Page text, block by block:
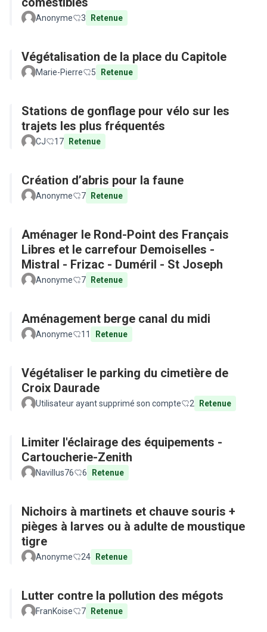
Anonyme 3 Retenue
Végétalisation de la place du Capitole
Marie-Pierre 5 Retenue
Stations de gonflage pour vélo sur les
trajets les plus fréquentés
CJ 17 Retenue
Création d’abris pour la faune
Anonyme 7 Retenue
Aménager le Rond-Point des Français
Libres et le carrefour Demoiselles -
Mistral - Frizac - Duméril - St Joseph
Anonyme 7 Retenue
Aménagement berge canal du midi
Anonyme 11 Retenue
Végétaliser le parking du cimetière de
Croix Daurade
Utilisateur ayant supprimé son compte 2 Retenue
Limiter l'éclairage des équipements -
Cartoucherie-Zenith
Navillus76 6 Retenue
Nichoirs à martinets et chauve souris +
pièges à larves ou à adulte de moustique
tigre
Anonyme 24 Retenue
Lutter contre la pollution des mégots
FranKoise 7 Retenue